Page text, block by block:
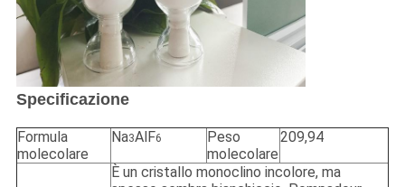
Specificazione
Formula
molecolare
Na3AlF6
Peso
molecolare
209,94
È un cristallo monoclino incolore, ma